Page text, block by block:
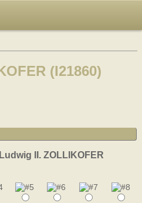
(I21860)
II. ZOLLIKOFER